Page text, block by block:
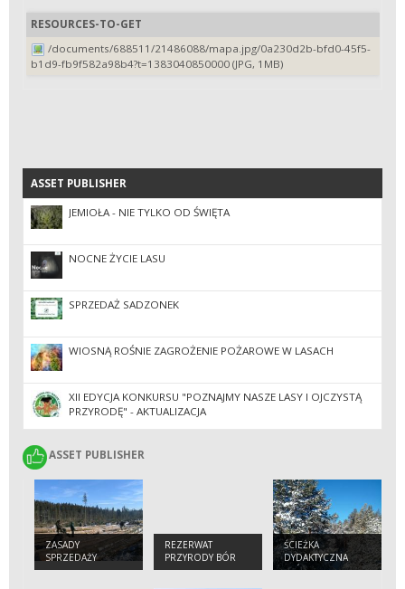
RESOURCES-TO-GET
/documents/688511/21486088/mapa.jpg/0a230d2b-bfd0-45f5-
b1d9-fb9f582a98b4?t=1383040850000 (JPG, 1MB)
ASSET PUBLISHER
ASSET PUBLISHER
JEMIOŁA - NIE TYLKO OD ŚWIĘTA
NOCNE ŻYCIE LASU
SPRZEDAŻ SADZONEK
WIOSNĄ ROŚNIE ZAGROŻENIE POŻAROWE W LASACH
XII EDYCJA KONKURSU "POZNAJMY NASZE LASY I OJCZYSTĄ
PRZYRODĘ" - AKTUALIZACJA
ASSET PUBLISHER
ASSET PUBLISHER
ZASADY
SPRZEDAŻY
DREWNA,
REZERWAT
PRZYRODY BÓR
NA CZERWONEM
ŚCIEŻKA
DYDAKTYCZNA
"BÓR NA